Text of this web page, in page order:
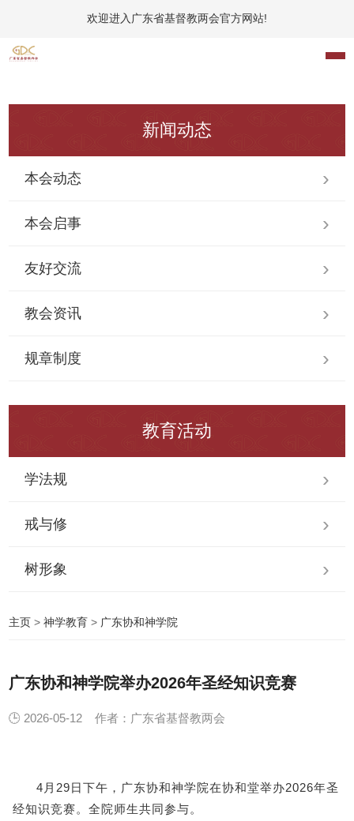
欢迎进入广东省基督教两会官方网站!
新闻动态
本会动态
本会启事
友好交流
教会资讯
规章制度
教育活动
学法规
戒与修
树形象
主页 >神学教育 > 广东协和神学院
广东协和神学院举办2026年圣经知识竞赛
🕒 2026-05-12 作者：广东省基督教两会
4月29日下午，广东协和神学院在协和堂举办2026年圣
经知识竞赛。全院师生共同参与。